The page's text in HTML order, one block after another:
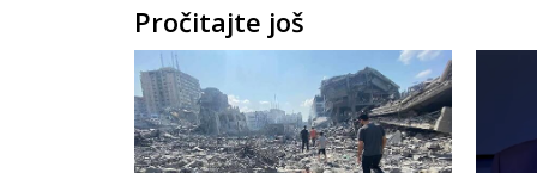
Pročitajte još